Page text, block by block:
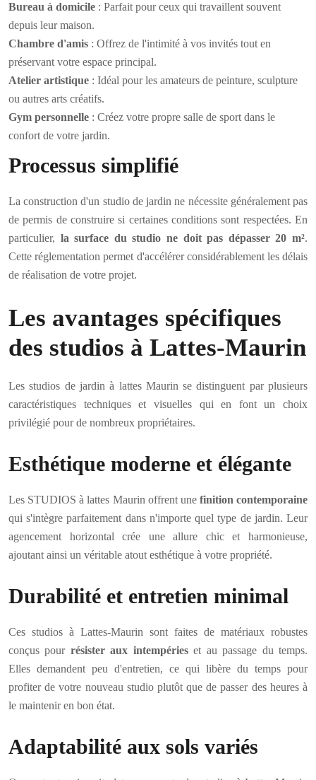
Bureau à domicile : Parfait pour ceux qui travaillent souvent
depuis leur maison.
Chambre d'amis : Offrez de l'intimité à vos invités tout en
préservant votre espace principal.
Atelier artistique : Idéal pour les amateurs de peinture, sculpture
ou autres arts créatifs.
Gym personnelle : Créez votre propre salle de sport dans le
confort de votre jardin.
Processus simplifié
La construction d'un studio de jardin ne nécessite généralement pas
de permis de construire si certaines conditions sont respectées. En
particulier, la surface du studio ne doit pas dépasser 20 m².
Cette réglementation permet d'accélérer considérablement les délais
de réalisation de votre projet.
Les avantages spécifiques
des studios à Lattes-Maurin
Les studios de jardin à lattes Maurin se distinguent par plusieurs
caractéristiques techniques et visuelles qui en font un choix
privilégié pour de nombreux propriétaires.
Esthétique moderne et élégante
Les STUDIOS à lattes Maurin offrent une finition contemporaine
qui s'intègre parfaitement dans n'importe quel type de jardin. Leur
agencement horizontal crée une allure chic et harmonieuse,
ajoutant ainsi un véritable atout esthétique à votre propriété.
Durabilité et entretien minimal
Ces studios à Lattes-Maurin sont faites de matériaux robustes
conçus pour résister aux intempérieset au passage du temps.
Elles demandent peu d'entretien, ce qui libère du temps pour
profiter de votre nouveau studio plutôt que de passer des heures à
le maintenir en bon état.
Adaptabilité aux sols variés